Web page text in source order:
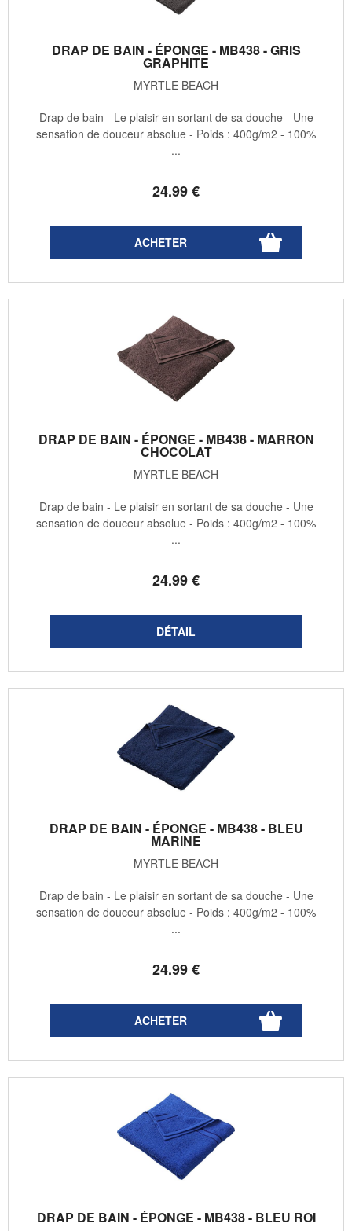
DRAP DE BAIN - ÉPONGE - MB438 - GRIS
GRAPHITE
MYRTLE BEACH
24.99€
Drap de bain - Le plaisir en sortant de sa douche - Une
sensation de douceur absolue - Poids : 400g/m2 - 100%
...
DRAP DE BAIN - ÉPONGE - MB438 - MARRON
CHOCOLAT
MYRTLE BEACH
24.99€
Drap de bain - Le plaisir en sortant de sa douche - Une
sensation de douceur absolue - Poids : 400g/m2 - 100%
...
DRAP DE BAIN - ÉPONGE - MB438 - BLEU
MARINE
MYRTLE BEACH
24.99€
Drap de bain - Le plaisir en sortant de sa douche - Une
sensation de douceur absolue - Poids : 400g/m2 - 100%
...
DRAP DE BAIN - ÉPONGE - MB438 - BLEU ROI